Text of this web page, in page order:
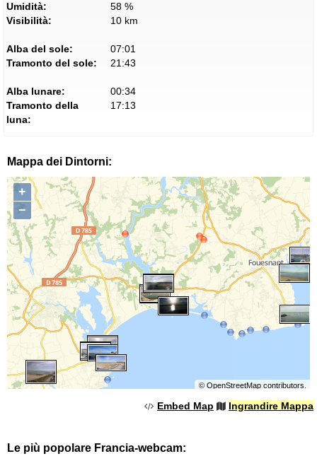
Umidità:
58 %
Visibilità:
10 km
Alba del sole:
07:01
Tramonto del sole:
21:43
Alba lunare:
00:34
Tramonto della
luna:
17:13
Mappa dei Dintorni:
+
−
© OpenStreetMapcontributors.
Embed Map Ingrandire Mappa
Le più popolare Francia-webcam: